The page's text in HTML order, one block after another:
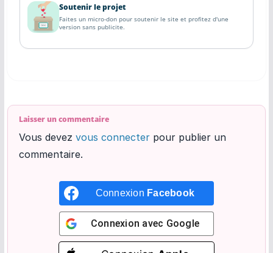
Soutenir le projet
Faites un micro-don pour soutenir le site et profitez d'une
version sans publicite.
Laisser un commentaire
Vous devez vous connecterpour publier un
commentaire.
Connexion Facebook
Connexion avec Google